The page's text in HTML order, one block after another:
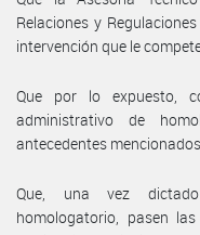
Relaciones y
intervención que le
Que por lo expuesto,
administrativo de
antecedentes mencionados.
Que, una vez
homologatorio, pasen